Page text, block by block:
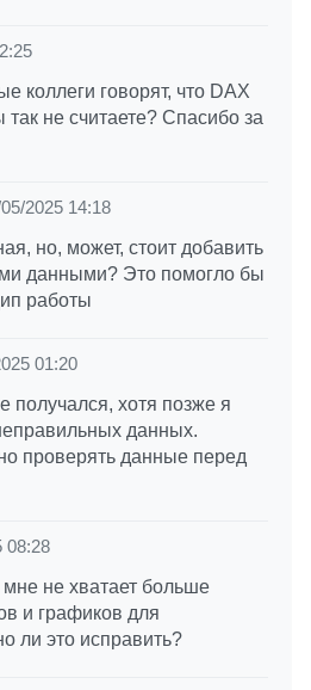
коллеги говорят, что DAX
не считаете? Спасибо за
2025 14:18
но, может, стоит добавить
данными? Это помогло бы
работы
01:20
получался, хотя позже я
данных.
проверять данные перед
08:28
не хватает больше
и графиков для
ли это исправить?